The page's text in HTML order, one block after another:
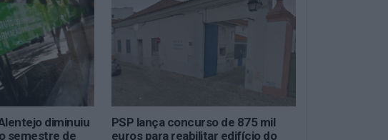
diminuiu
semestre de
PSP lança concurso de 875 mil
euros para reabilitar edifício do